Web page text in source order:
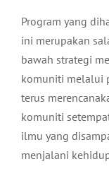
Program yang
ini merupakan
bawah strategi
komuniti melalui
terus
komuniti
ilmu yang
menjalani